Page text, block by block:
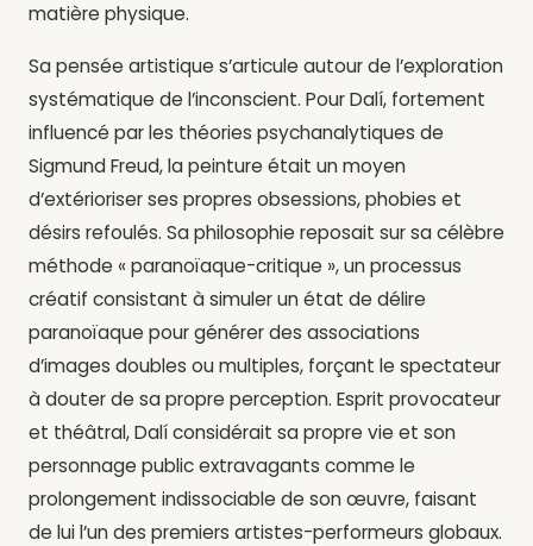
matière physique.
Sa pensée artistique s’articule autour de l’exploration
systématique de l’inconscient. Pour Dalí, fortement
influencé par les théories psychanalytiques de
Sigmund Freud, la peinture était un moyen
d’extérioriser ses propres obsessions, phobies et
désirs refoulés. Sa philosophie reposait sur sa célèbre
méthode « paranoïaque-critique », un processus
créatif consistant à simuler un état de délire
paranoïaque pour générer des associations
d’images doubles ou multiples, forçant le spectateur
à douter de sa propre perception. Esprit provocateur
et théâtral, Dalí considérait sa propre vie et son
personnage public extravagants comme le
prolongement indissociable de son œuvre, faisant
de lui l’un des premiers artistes-performeurs globaux.